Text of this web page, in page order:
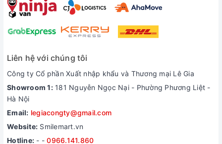
Liên hệ với chúng tôi
Công ty Cổ phần Xuất nhập khẩu và Thương mại Lê Gia
Showroom 1:181 Nguyễn Ngọc Nại - Phường Phương Liệt -
Hà Nội
Email: legiacongty@gmail.com
Website: Smilemart.vn
Hotline: - -0966.141.860